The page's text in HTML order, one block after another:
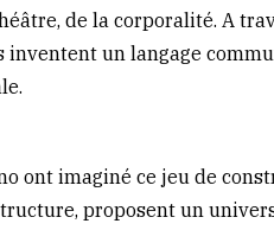
de la corporalité. A
inventent un langage
ont imaginé ce jeu de
proposent un